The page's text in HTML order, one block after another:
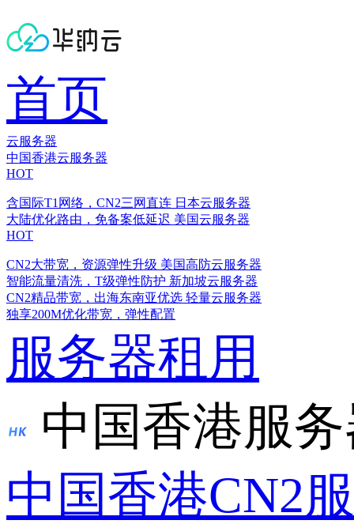
首页
云服务器
中国香港云服务器
HOT
含国际T1网络，CN2三网直连 日本云服务器
大陆优化路由，免备案低延迟 美国云服务器
HOT
CN2大带宽，资源弹性升级 美国高防云服务器
智能流量清洗，T级弹性防护 新加坡云服务器
CN2精品带宽，出海东南亚优选 轻量云服务器
独享200M优化带宽，弹性配置
服务器租用
中国香港服
中国香港CN2